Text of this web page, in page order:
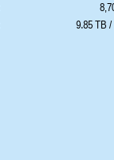
9.85 TB